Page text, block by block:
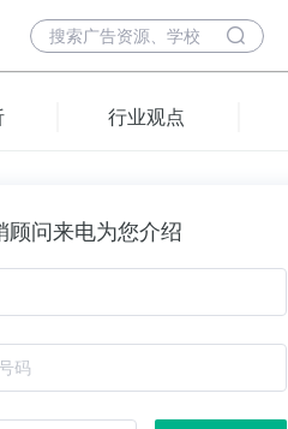
行业观点
顾问来电为您介绍